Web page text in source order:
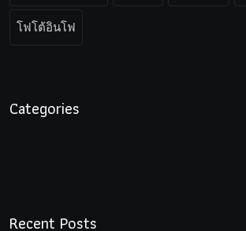
โฟโต้อินโฟ
Categories
Recent Posts